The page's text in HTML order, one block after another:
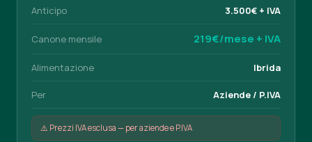
Anticipo 3.500€ + IVA
Canone mensile 219€/mese + IVA
Alimentazione Ibrida
Per Aziende / P.IVA
⚠️ Prezzi IVA esclusa — per aziende e P.IVA